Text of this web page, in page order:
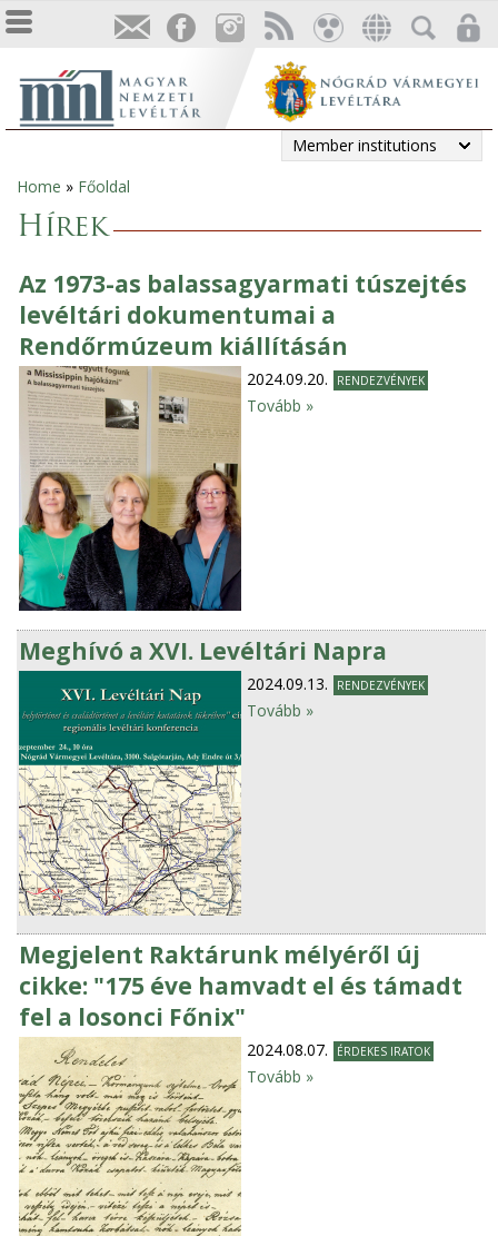
Member institutions
You
are
here
Home » Főoldal
Hírek
Az 1973-as balassagyarmati túszejtés
levéltári dokumentumai a
Rendőrmúzeum kiállításán
2024.09.20. RENDEZVÉNYEK
Tovább »
Meghívó a XVI. Levéltári Napra
2024.09.13. RENDEZVÉNYEK
Tovább »
Megjelent Raktárunk mélyéről új
cikke: "175 éve hamvadt el és támadt
fel a losonci Főnix"
2024.08.07. ÉRDEKES IRATOK
Tovább »